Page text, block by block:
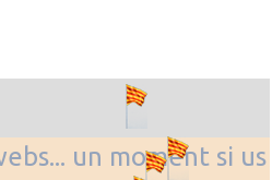
un moment si us